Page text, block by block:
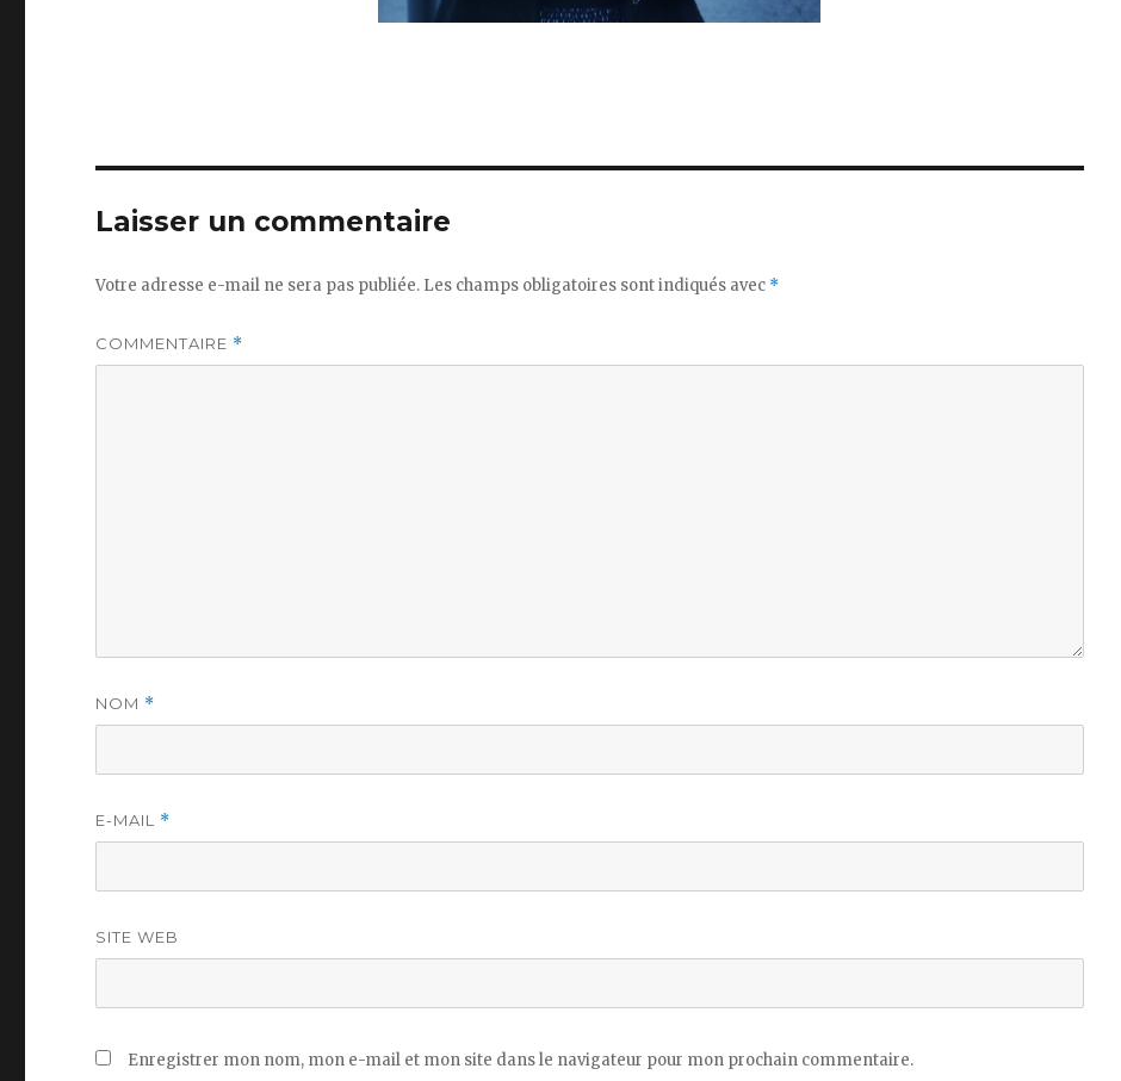
Laisser un commentaire
Votre adresse e-mail ne sera pas publiée. Les champs obligatoires sont indiqués avec *
COMMENTAIRE *
NOM *
E-MAIL *
SITE WEB
Enregistrer mon nom, mon e-mail et mon site dans le navigateur pour mon prochain commentaire.